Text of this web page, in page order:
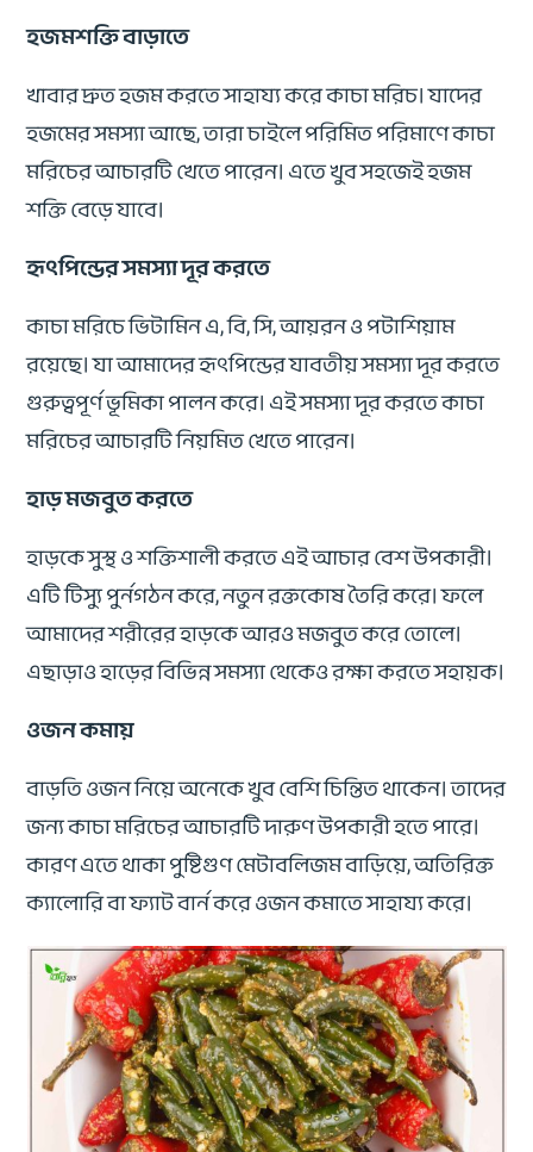
হজমশক্তি বাড়াতে
খাবার দ্রুত হজম করতে সাহায্য করে কাচা মরিচ। যাদের
হজমের সমস্যা আছে, তারা চাইলে পরিমিত পরিমাণে কাচা
মরিচের আচারটি খেতে পারেন। এতে খুব সহজেই হজম
শক্তি বেড়ে যাবে।
হৃৎপিন্ডের সমস্যা দূর করতে
কাচা মরিচে ভিটামিন এ, বি, সি, আয়রন ও পটাশিয়াম
রয়েছে। যা আমাদের হৃৎপিন্ডের যাবতীয় সমস্যা দূর করতে
গুরুত্বপূর্ণ ভূমিকা পালন করে। এই সমস্যা দূর করতে কাচা
মরিচের আচারটি নিয়মিত খেতে পারেন।
হাড় মজবুত করতে
হাড়কে সুস্থ ও শক্তিশালী করতে এই আচার বেশ উপকারী।
এটি টিস্যু পুর্নগঠন করে, নতুন রক্তকোষ তৈরি করে। ফলে
আমাদের শরীরের হাড়কে আরও মজবুত করে তোলে।
এছাড়াও হাড়ের বিভিন্ন সমস্যা থেকেও রক্ষা করতে সহায়ক।
ওজন কমায়
বাড়তি ওজন নিয়ে অনেকে খুব বেশি চিন্তিত থাকেন। তাদের
জন্য কাচা মরিচের আচারটি দারুণ উপকারী হতে পারে।
কারণ এতে থাকা পুষ্টিগুণ মেটাবলিজম বাড়িয়ে, অতিরিক্ত
ক্যালোরি বা ফ্যাট বার্ন করে ওজন কমাতে সাহায্য করে।